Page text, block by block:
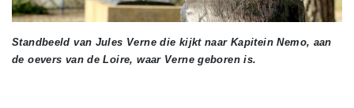
Standbeeld van Jules Verne die kijkt naar Kapitein Nemo, aan
de oevers van de Loire, waar Verne geboren is.